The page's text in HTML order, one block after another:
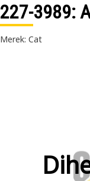
227-3989:
Merek: Cat